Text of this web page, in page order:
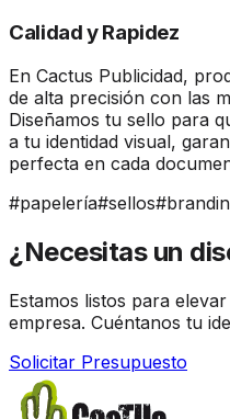
Calidad y Rapidez
En Cactus Publicidad,
de alta precisión con las
Diseñamos tu sello para
a tu identidad visual,
perfecta en cada
#papelería#sellos#
¿Necesitas un
Estamos listos para
empresa. Cuéntanos tu
Solicitar Presupuesto